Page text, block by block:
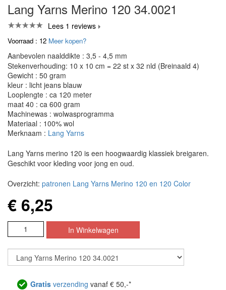
Lang Yarns Merino 120 34.0021
Lees 1 reviews
Voorraad : 12 Meer kopen?
Aanbevolen naalddikte : 3,5 - 4,5 mm
Stekenverhouding: 10 x 10 cm = 22 st x 32 nld (Breinaald 4)
Gewicht : 50 gram
kleur : licht jeans blauw
Looplengte : ca 120 meter
maat 40 : ca 600 gram
Machinewas : wolwasprogramma
Materiaal : 100% wol
Merknaam : Lang Yarns
Lang Yarns merino 120 is een hoogwaardig klassiek breigaren.
Geschikt voor kleding voor jong en oud.
Overzicht: patronen Lang Yarns Merino 120 en 120 Color
€ 6,25
Gratis verzending vanaf € 50,-*